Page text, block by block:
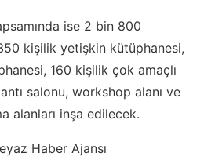
ise 2 bin 800
kişilik yetişkin kütüphanesi,
160 kişilik çok amaçlı
salonu, workshop alanı ve
alanları inşa edilecek.
Haber Ajansı